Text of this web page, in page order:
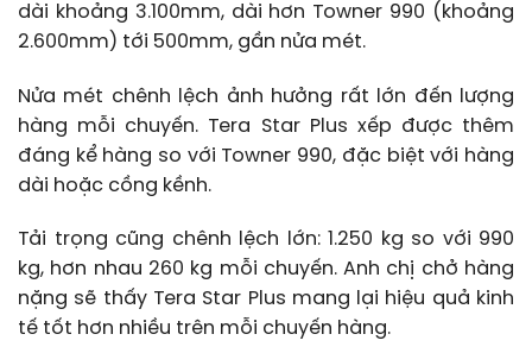
dài khoảng 3.100mm, dài hơn Towner 990 (khoảng
2.600mm) tới 500mm, gần nửa mét.
Nửa mét chênh lệch ảnh hưởng rất lớn đến lượng
hàng mỗi chuyến. Tera Star Plus xếp được thêm
đáng kể hàng so với Towner 990, đặc biệt với hàng
dài hoặc cồng kềnh.
Tải trọng cũng chênh lệch lớn: 1.250 kg so với 990
kg, hơn nhau 260 kg mỗi chuyến. Anh chị chở hàng
nặng sẽ thấy Tera Star Plus mang lại hiệu quả kinh
tế tốt hơn nhiều trên mỗi chuyến hàng.